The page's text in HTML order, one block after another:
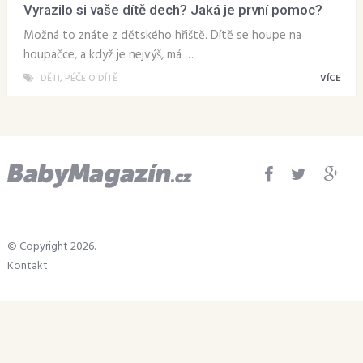
Vyrazilo si vaše dítě dech? Jaká je první pomoc?
Možná to znáte z dětského hřiště. Dítě se houpe na
houpačce, a když je nejvýš, má …
DĚTI, PÉČE O DÍTĚ VÍCE
© Copyright 2026.
Kontakt